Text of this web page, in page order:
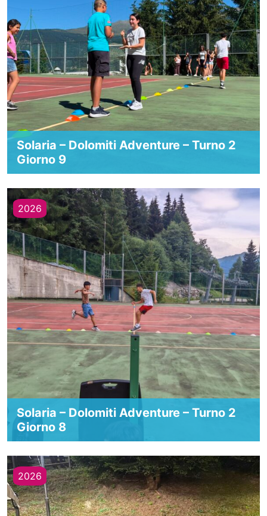
Solaria – Dolomiti Adventure – Turno 2
Giorno 9
2026
Solaria – Dolomiti Adventure – Turno 2
Giorno 8
2026